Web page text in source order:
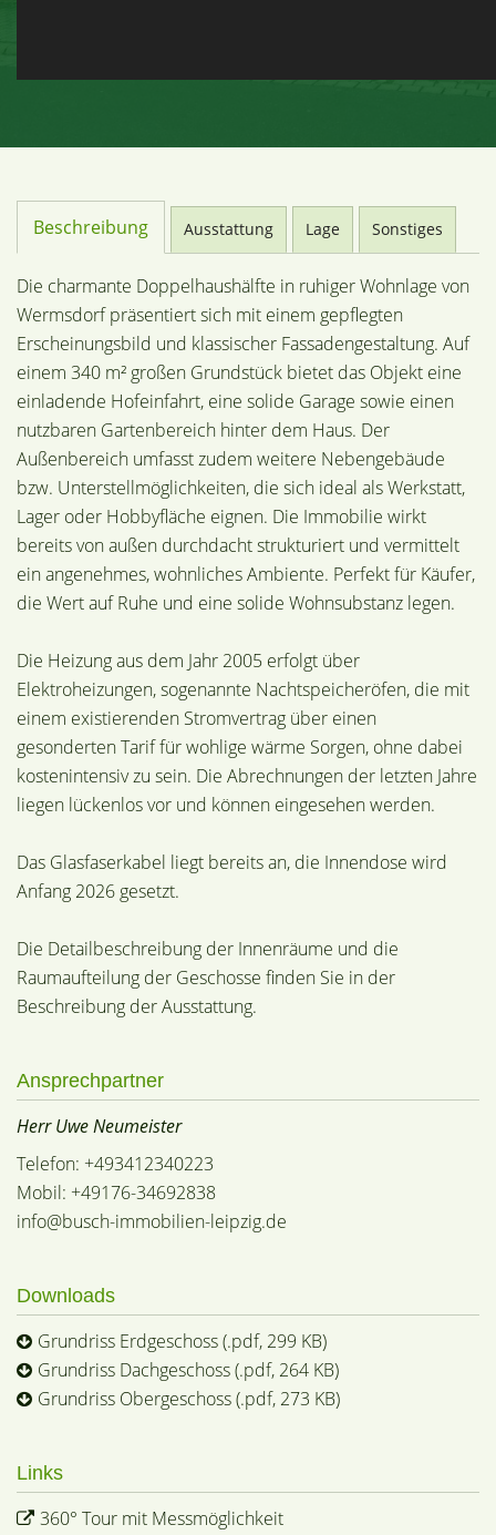
Beschreibung Ausstattung Lage Sonstiges
Die charmante Doppelhaushälfte in ruhiger Wohnlage von
Wermsdorf präsentiert sich mit einem gepflegten
Erscheinungsbild und klassischer Fassadengestaltung. Auf
einem 340 m² großen Grundstück bietet das Objekt eine
einladende Hofeinfahrt, eine solide Garage sowie einen
nutzbaren Gartenbereich hinter dem Haus. Der
Außenbereich umfasst zudem weitere Nebengebäude
bzw. Unterstellmöglichkeiten, die sich ideal als Werkstatt,
Lager oder Hobbyfläche eignen. Die Immobilie wirkt
bereits von außen durchdacht strukturiert und vermittelt
ein angenehmes, wohnliches Ambiente. Perfekt für Käufer,
die Wert auf Ruhe und eine solide Wohnsubstanz legen.
Die Heizung aus dem Jahr 2005 erfolgt über
Elektroheizungen, sogenannte Nachtspeicheröfen, die mit
einem existierenden Stromvertrag über einen
gesonderten Tarif für wohlige wärme Sorgen, ohne dabei
kostenintensiv zu sein. Die Abrechnungen der letzten Jahre
liegen lückenlos vor und können eingesehen werden.
Das Glasfaserkabel liegt bereits an, die Innendose wird
Anfang 2026 gesetzt.
Die Detailbeschreibung der Innenräume und die
Raumaufteilung der Geschosse finden Sie in der
Beschreibung der Ausstattung.
Ansprechpartner
Herr Uwe Neumeister
Telefon: +493412340223
Mobil: +49176-34692838
info@busch-immobilien-leipzig.de
Downloads
Grundriss Erdgeschoss (.pdf, 299 KB)
Grundriss Dachgeschoss (.pdf, 264 KB)
Grundriss Obergeschoss (.pdf, 273 KB)
Links
360° Tour mit Messmöglichkeit